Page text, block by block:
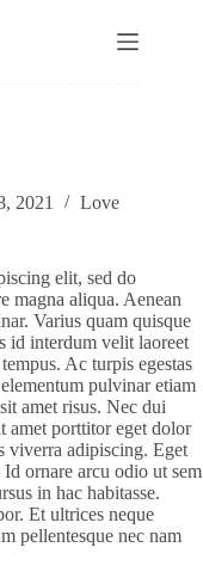
2021 Love
elit, sed do
magna aliqua. Aenean
Varius quam quisque
id interdum velit laoreet
Ac turpis egestas
pulvinar etiam
amet risus. Nec dui
amet porttitor eget dolor
viverra adipiscing. Eget
ornare arcu odio ut sem
in hac habitasse.
Et ultrices neque
pellentesque nec nam